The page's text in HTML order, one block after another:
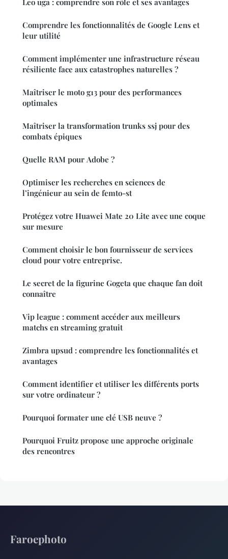
Comprendre les fonctionnalités de Google Lens et
leur utilité
Comment implémenter une infrastructure réseau
résiliente face aux catastrophes naturelles ?
Maîtriser le moto g13 pour des performances
optimales
Maîtriser la transformation trunks ssj pour des
combats épiques
Quelle RAM pour Adobe ?
Optimiser les recherches en sciences de
l’ingénieur au sein de femto-st
Protégez votre Huawei Mate 20 Lite avec une coque
sur mesure
Comment choisir le bon fournisseur de services
cloud pour votre entreprise.
Le secret de la figurine Gogeta que chaque fan doit
connaître
Vip league : comment accéder aux meilleurs
matchs en streaming gratuit
Zimbra upsud : comprendre les fonctionnalités et
avantages
Comment identifier et utiliser les différents ports
sur votre ordinateur ?
Pourquoi formater une clé USB neuve ?
Pourquoi Fruitz propose une approche originale
des rencontres
Faroephoto